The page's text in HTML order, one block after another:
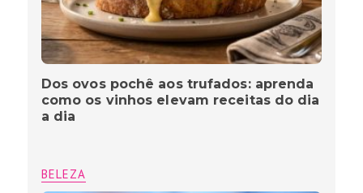
Dos ovos pochê aos trufados: aprenda
como os vinhos elevam receitas do dia
a dia
BELEZA